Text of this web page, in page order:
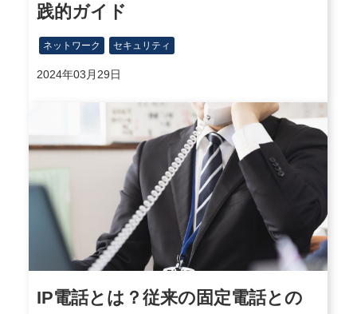
践的ガイド
ネットワーク セキュリティ
2024年03月29日
IP電話とは？従来の固定電話との